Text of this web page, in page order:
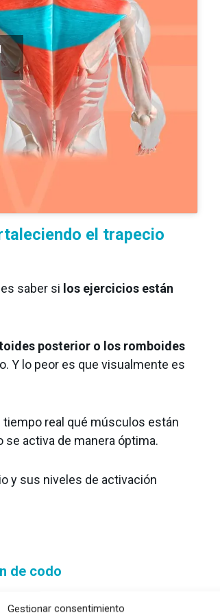
Gestionar consentimiento
el trapecio
saber si los ejercicios están
posterior o los romboides
Y lo peor es que visualmente es
real qué músculos están
activa de manera óptima.
y sus niveles de activación
de codo